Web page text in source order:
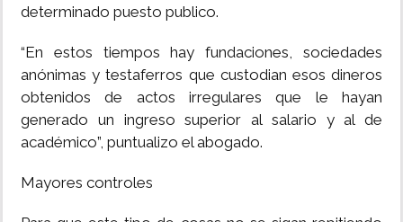
determinado puesto publico.
“En estos tiempos hay fundaciones, sociedades
anónimas y testaferros que custodian esos dineros
obtenidos de actos irregulares que le hayan
generado un ingreso superior al salario y al de
académico”, puntualizo el abogado.
Mayores controles